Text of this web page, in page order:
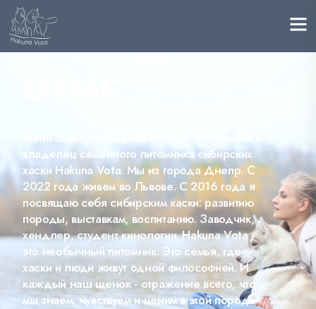
Меня зовут Татьяна Карпенко и я заводчик и
владелец семейного питомника сибирских
хаски Hakuna Vota. Мы из города Днепр. С
2022 года живем во Львове. С 2016 года я
посвящаю себя сибирским хаски: развитию
породы, выставкам, воспитанию. Заводчик,
хендлер, студент кинологии. Hakuna Vota -
это необычный питомник. Это семья, где
хаски и люди живут одной философией. И
каждый наш щенок - отражение всего, что
мы знаем, чувствуем и ценим в этой породе